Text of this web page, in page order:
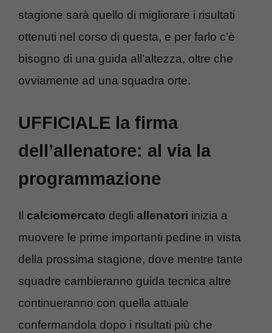
stagione sarà quello di migliorare i risultati
ottenuti nel corso di questa, e per farlo c’è
bisogno di una guida all’altezza, oltre che
ovviamente ad una squadra orte.
UFFICIALE la firma
dell’allenatore: al via la
programmazione
Il calciomercato degli allenatori inizia a
muovere le prime importanti pedine in vista
della prossima stagione, dove mentre tante
squadre cambieranno guida tecnica altre
continueranno con quella attuale
confermandola dopo i risultati più che